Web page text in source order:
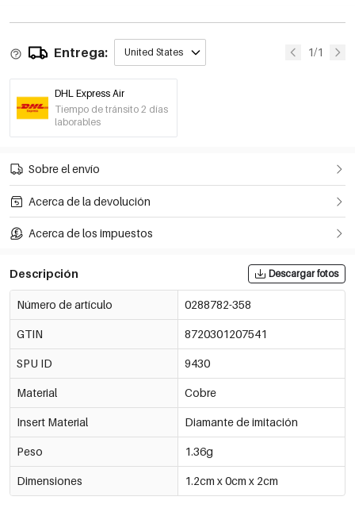
Entrega: United States 1/1
DHL Express Air
Tiempo de tránsito 2 días
laborables
Sobre el envío
Acerca de la devolución
Acerca de los impuestos
Descripción Descargar fotos
Número de artículo 0288782-358
GTIN 8720301207541
SPU ID 9430
Material Cobre
Insert Material Diamante de imitación
Peso 1.36g
Dimensiones 1.2cm x 0cm x 2cm